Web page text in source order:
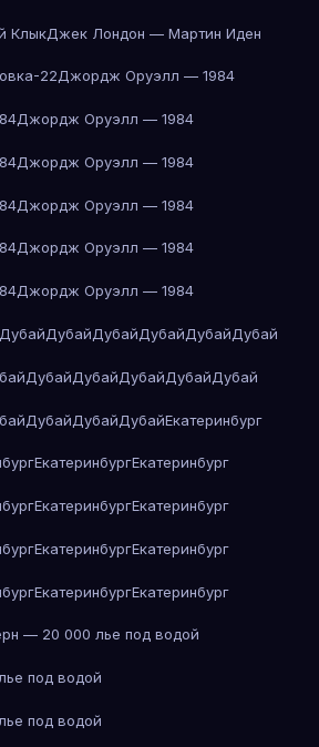
КлыкДжек Лондон — Мартин Иден
22Джордж Оруэлл — 1984
Джордж Оруэлл — 1984
Джордж Оруэлл — 1984
Джордж Оруэлл — 1984
Джордж Оруэлл — 1984
Джордж Оруэлл — 1984
ДубайДубайДубайДубайДубайДубай
ДубайДубайДубайДубайДубай
ДубайДубайДубайЕкатеринбург
ЕкатеринбургЕкатеринбург
ЕкатеринбургЕкатеринбург
ЕкатеринбургЕкатеринбург
ЕкатеринбургЕкатеринбург
— 20 000 лье под водой
под водой
под водой